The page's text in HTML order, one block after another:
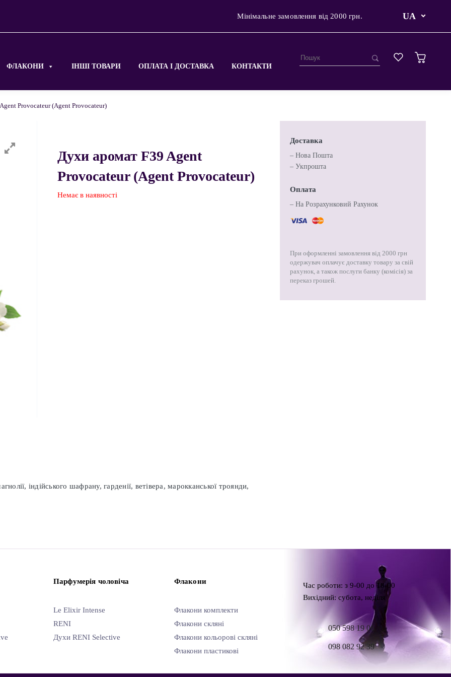
Мінімальне замовлення від 2000 грн. UA
ФЛАКОНИ ІНШІ ТОВАРИ ОПЛАТА І ДОСТАВКА КОНТАКТИ
Provocateur (Agent Provocateur)
Духи аромат F39 Agent
Provocateur (Agent Provocateur)
Немає в наявності
Доставка
– Нова Пошта
– Укпрошта
Оплата
– На Розрахунковий Рахунок
При оформленні замовлення від 2000 грн
одержувач оплачує доставку товару за свій
рахунок, а також послуги банку (комісія) за
переказ грошей.
індійського шафрану, гарденії, ветівера, марокканської троянди,
Парфумерія чоловіча
Le Elixir Intense
RENI
Духи RENI Selective
Флакони
Флакони комплекти
Флакони скляні
Флакони кольорові скляні
Флакони пластикові
Час роботи: з 9-00 до 18-00
Вихідний: субота, неділя
050 598 19 06
098 082 92 39